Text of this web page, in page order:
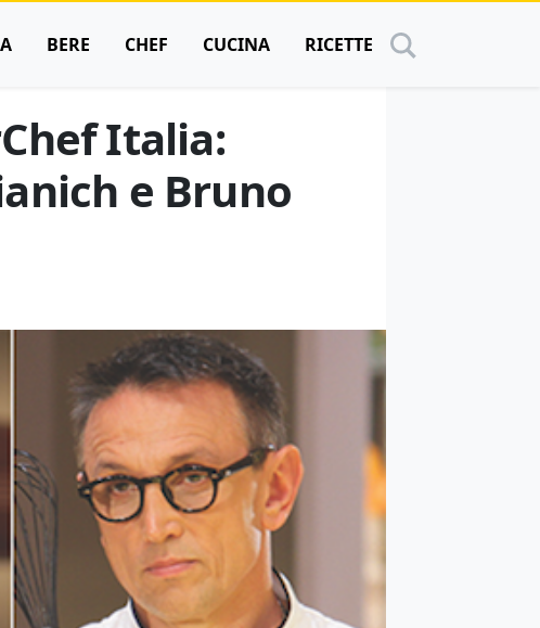
BERE CHEF CUCINA RICETTE
Italia:
e Bruno